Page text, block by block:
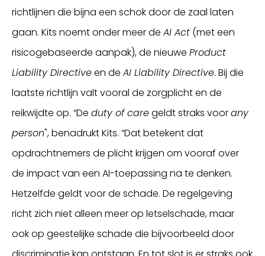
richtlijnen die bijna een schok door de zaal laten
gaan. Kits noemt onder meer de AI Act (met een
risicogebaseerde aanpak), de nieuwe Product
Liability Directiveen de AI Liability Directive. Bij die
laatste richtlijn valt vooral de zorgplicht en de
reikwijdte op. “De duty of caregeldt straks voorany
person", benadrukt Kits. “Dat betekent dat
opdrachtnemers de plicht krijgen om vooraf over
de impact van een AI-toepassing na te denken.
Hetzelfde geldt voor de schade. De regelgeving
richt zich niet alleen meer op letselschade, maar
ook op geestelijke schade die bijvoorbeeld door